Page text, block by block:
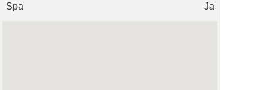
Spa
Ja